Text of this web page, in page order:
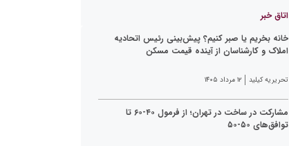
اتاق خبر
خانه بخریم یا صبر کنیم؟ پیش‌بینی رئیس اتحادیه
املاک و کارشناسان از آینده قیمت مسکن
تحریریه کیلید ۱۲ مرداد ۱۴۰۵
مشارکت در ساخت در تهران؛ از فرمول ۴۰-۶۰ تا
توافق‌های ۵۰-۵۰